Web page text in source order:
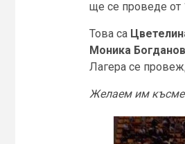
ще се проведе от
Това са
Моника
Лагера се
Желаем им